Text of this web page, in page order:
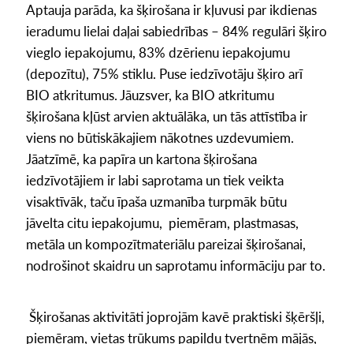
Aptauja parāda, ka šķirošana ir kļuvusi par ikdienas
ieradumu lielai daļai sabiedrības – 84% regulāri šķiro
vieglo iepakojumu, 83% dzērienu iepakojumu
(depozītu), 75% stiklu. Puse iedzīvotāju šķiro arī
BIO atkritumus. Jāuzsver, ka BIO atkritumu
šķirošana kļūst arvien aktuālāka, un tās attīstība ir
viens no būtiskākajiem nākotnes uzdevumiem.
Jāatzīmē, ka papīra un kartona šķirošana
iedzīvotājiem ir labi saprotama un tiek veikta
visaktīvāk, taču īpaša uzmanība turpmāk būtu
jāvelta citu iepakojumu, piemēram, plastmasas,
metāla un kompozītmateriālu pareizai šķirošanai,
nodrošinot skaidru un saprotamu informāciju par to.
Šķirošanas aktivitāti joprojām kavē praktiski šķēršļi,
piemēram, vietas trūkums papildu tvertnēm mājās,